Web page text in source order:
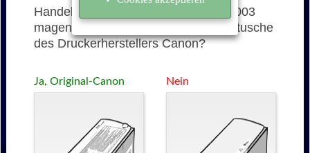
Handelt es sich bei der 701L (9289A003
magenta) um eine originale Tonerkartusche
des Druckerherstellers Canon?
Ja, Original-Canon Nein